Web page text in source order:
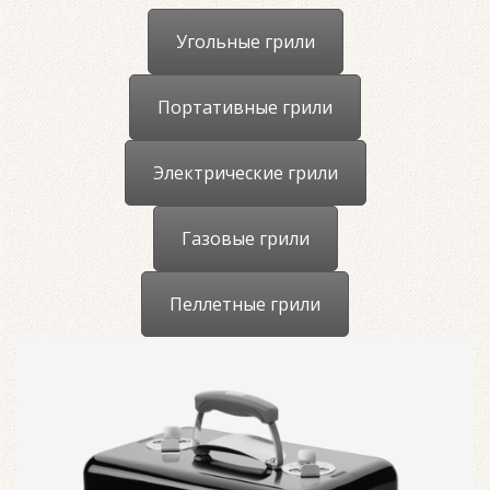
Угольные грили
Портативные грили
Электрические грили
Газовые грили
Пеллетные грили